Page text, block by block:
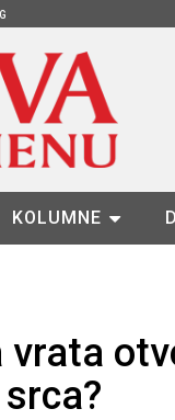
KOLUMNE
vrata